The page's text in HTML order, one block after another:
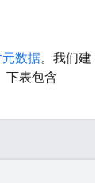
元数据。我们建
下表包含